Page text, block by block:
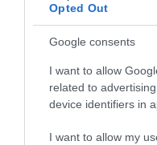
Opted Out
Google consents
I want to allow
related to
device identifiers in
I want to allow my
Természetesen a
intézkedéseket
volt más, mint egy
ki, miközben
Sajnos rendkívül
ha lehetőségünk lesz